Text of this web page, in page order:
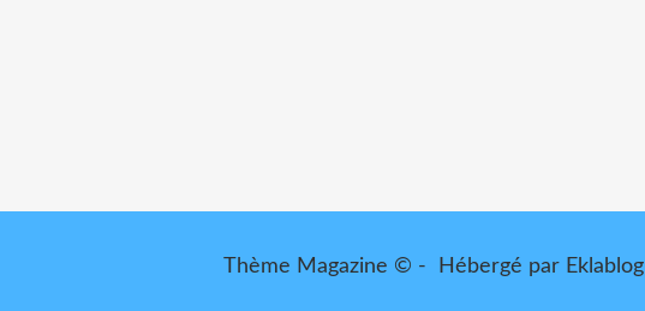
Thème Magazine © - Hébergé par Eklablog